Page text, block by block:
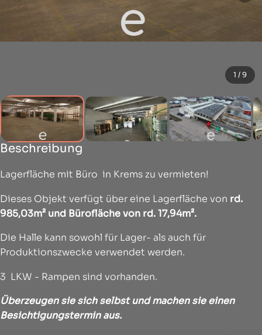
1 / 9
Beschreibung
Lagerfläche mit Büro in Krems zu vermieten!
Dieses Objekt verfügt über eine Lagerfläche von rd.
985,03m² und Bürofläche von rd. 17,94m².
Die Halle kann sowohl für Lager- als auch für
Produktionszwecke verwendet werden.
3 LKW - Rampen sind vorhanden.
Überzeugen sie sich selbst und machen sie einen
Besichtigungstermin aus.